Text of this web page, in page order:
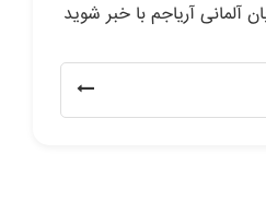
آلمانی آریاجم با خبر شوید